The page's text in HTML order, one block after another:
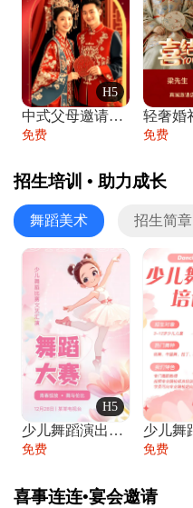
H5
中式父母邀请函婚礼结婚请柬请贴父母邀请方
免费 免费
招生培训 • 助力成长
舞蹈美术 招生简章
H5
少儿舞蹈演出舞蹈比赛跳舞大赛文艺汇演活动
免费 免费
喜事连连•宴会邀请